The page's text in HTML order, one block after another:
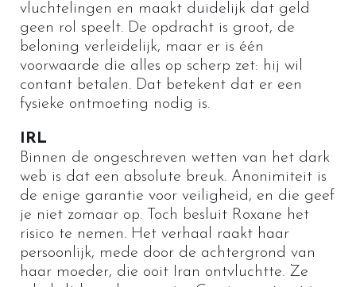
vluchtelingen en maakt duidelijk dat geld
geen rol speelt. De opdracht is groot, de
beloning verleidelijk, maar er is één
voorwaarde die alles op scherp zet: hij wil
contant betalen. Dat betekent dat er een
fysieke ontmoeting nodig is.
IRL
Binnen de ongeschreven wetten van het dark
web is dat een absolute breuk. Anonimiteit is
de enige garantie voor veiligheid, en die geef
je niet zomaar op. Toch besluit Roxane het
risico te nemen. Het verhaal raakt haar
persoonlijk, mede door de achtergrond van
haar moeder, die ooit Iran ontvluchtte. Ze